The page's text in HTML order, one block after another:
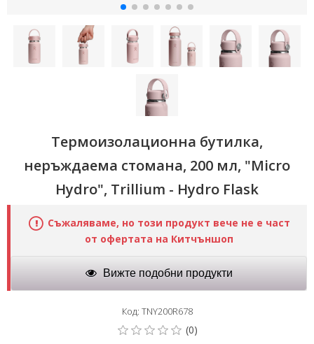
Термоизолационна бутилка,
неръждаема стомана, 200 мл, "Micro
Hydro", Trillium - Hydro Flask
Съжаляваме, но този продукт вече не е част
от офертата на Китчъншоп
Вижте подобни продукти
Код: TNY200R678